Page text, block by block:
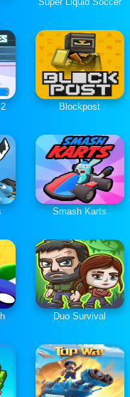
Blockpost
Smash Karts
Duo Survival